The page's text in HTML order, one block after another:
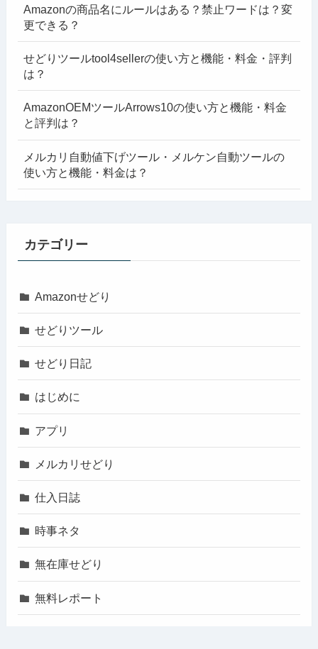
Amazonの商品名にルールはある？禁止ワードは？変
更できる？
せどりツールtool4sellerの使い方と機能・料金・評判
は？
AmazonOEMツールArrows10の使い方と機能・料金
と評判は？
メルカリ自動値下げツール・メルケン自動ツールの
使い方と機能・料金は？
カテゴリー
Amazonせどり
せどりツール
せどり日記
はじめに
アプリ
メルカリせどり
仕入日誌
時事ネタ
無在庫せどり
無料レポート